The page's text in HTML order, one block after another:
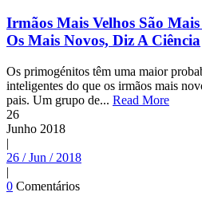
Irmãos Mais Velhos São
Os Mais Novos, Diz A Ciência
Os primogénitos têm uma maior
inteligentes do que os irmãos mais
pais. Um grupo de... Read More
26
Junho 2018
|
26 / Jun / 2018
|
0 Comentários